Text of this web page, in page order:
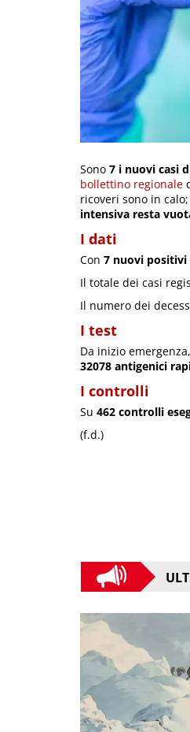
Sono 7 i nuovi casi
bollettino regionale
ricoveri sono in
intensiva resta
I dati
Con 7 nuovi positivi
Il totale dei casi
Il numero dei
I test
Da inizio
32078 antigenici
I controlli
Su 462 controlli
(f.d.)